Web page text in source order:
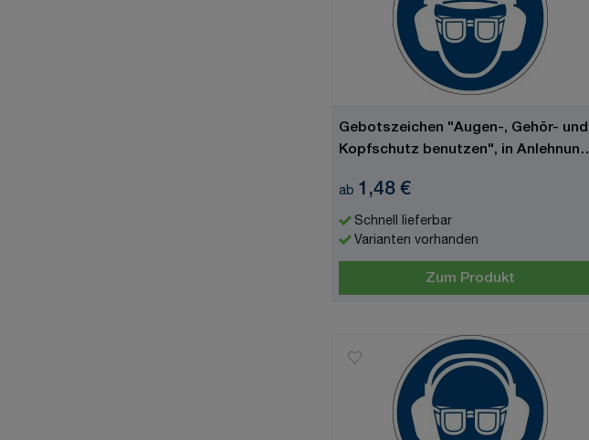
Gebotszeichen "Augen-, Gehör- und
Kopfschutz benutzen", in Anlehnung
ab 1,48 €
Schnell lieferbar
Varianten vorhanden
Zum Produkt